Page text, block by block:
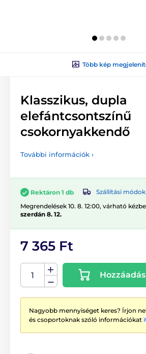
Több kép
Klasszikus, dupla
elefántcsontszínű
csokornyakkendő
További információk ›
Rektáron 1 db
Szállítási módok
Megrendelések 10. 8. 12:00, várható
szerdán 8. 12.
7 365 Ft
Nagyobb mennyiséget keres? Írjon
és csoportoknak szóló információkat